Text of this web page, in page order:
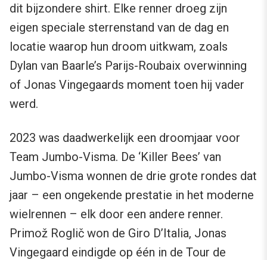
dit bijzondere shirt. Elke renner droeg zijn
eigen speciale sterrenstand van de dag en
locatie waarop hun droom uitkwam, zoals
Dylan van Baarle’s Parijs-Roubaix overwinning
of Jonas Vingegaards moment toen hij vader
werd.
2023 was daadwerkelijk een droomjaar voor
Team Jumbo-Visma. De ‘Killer Bees’ van
Jumbo-Visma wonnen de drie grote rondes dat
jaar – een ongekende prestatie in het moderne
wielrennen – elk door een andere renner.
Primož Roglič won de Giro D’Italia, Jonas
Vingegaard eindigde op één in de Tour de